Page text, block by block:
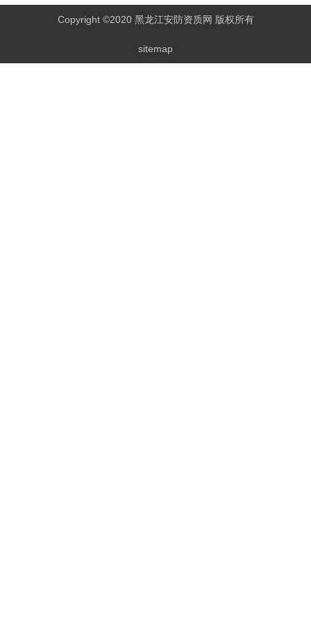
Copyright ©2020 黑龙江安防资质网 版权所有
sitemap